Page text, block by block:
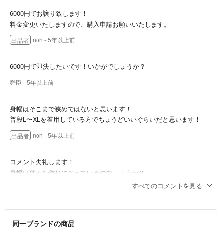
事、子育て等でお返事が遅れることもあるかと思いますが、よろしくお
願い致します。
6000円でお譲り致します！
料金変更いたしますので、購入申請お願いいたします。
出品者 noh - 5年以上前
6000円で即決したいです！いかがでしょうか？
舜臣 - 5年以上前
身幅はそこまで狭めではないと思います！
普段L〜XLを着用している方でちょうどいいぐらいだと思います！
出品者 noh - 5年以上前
コメント失礼します！
身幅は狭めな作りになっているのでしょうか？
すべてのコメントを見る
同一ブランドの商品